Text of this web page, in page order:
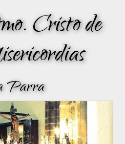
Cristo de
Parra